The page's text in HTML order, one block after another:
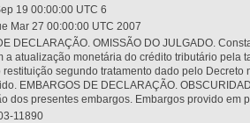
19 00:00:00 UTC 6
Mar 27 00:00:00 UTC 2007
DECLARAÇÃO. OMISSÃO DO JULGADO.
atualização monetária do crédito tributário pela
segundo tratamento dado pelo Decreto
EMBARGOS DE DECLARAÇÃO.
dos presentes embargos. Embargos provido em
11890